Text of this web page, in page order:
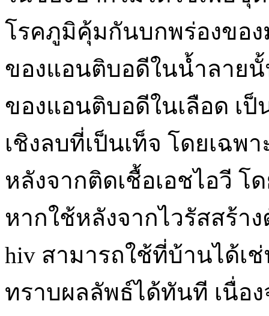
โรคภูมิคุ้มกันบกพร่องขอ
ของแอนติบอดีในน้ำลายนั้
ของแอนติบอดีในเลือด เ
เชิงลบที่เป็นเท็จ โดยเฉพ
หลังจากติดเชื้อเอชไอวี โ
หากใช้หลังจากไวรัสสร้า
hiv สามารถใช้ที่บ้านได้เ
ทราบผลลัพธ์ได้ทันที เนื่อง